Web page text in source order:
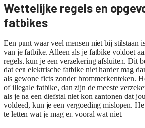
Wettelijke regels en
fatbikes
Een punt waar veel mensen niet bij stilstaan
van je fatbike. Alleen als je fatbike voldoet
regels, kun je een verzekering afsluiten. Dit
dat een elektrische fatbike niet harder mag
als gewone fiets zonder brommerkenteken.
of illegale fatbike, dan zijn de meeste
als je na een diefstal niet kon aantonen dat
voldeed, kun je een vergoeding mislopen.
te letten wat je mag en vooral wat niet.